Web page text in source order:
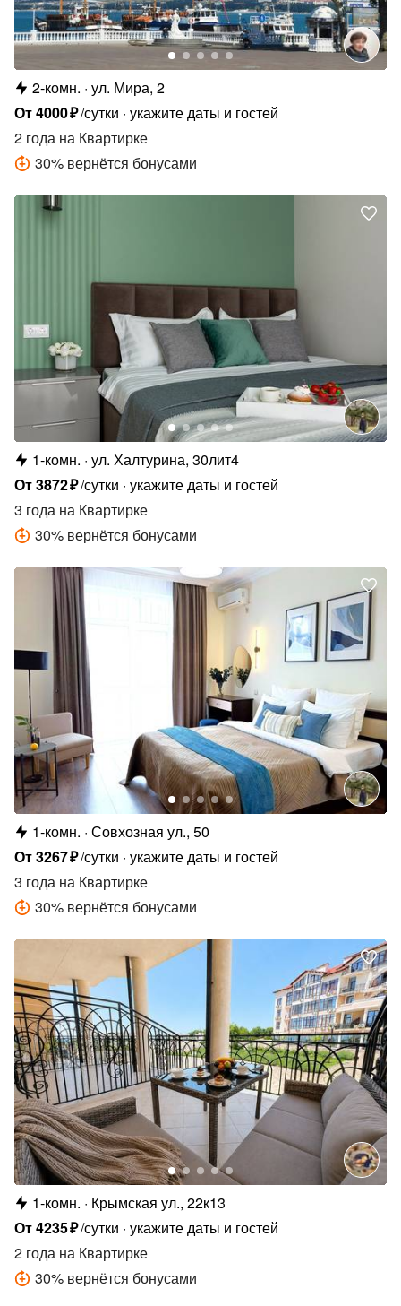
2-комн. ул. Мира, 2
От4000₽/сутки укажите даты и гостей
2 года на Квартирке
30% вернётся бонусами
1-комн. ул. Халтурина, 30лит4
От3872₽/сутки укажите даты и гостей
3 года на Квартирке
30% вернётся бонусами
1-комн. Совхозная ул., 50
От3267₽/сутки укажите даты и гостей
3 года на Квартирке
30% вернётся бонусами
1-комн.
Крымская ул., 22к13
От4235₽/сутки укажите даты и гостей
2 года на Квартирке
30% вернётся бонусами